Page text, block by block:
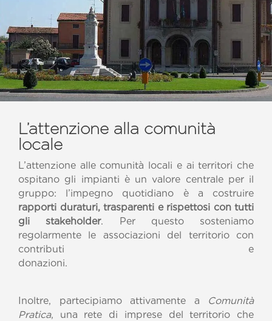
L’attenzione alla comunità
locale
L’attenzione alle comunità locali e ai territori che
ospitano gli impianti è un valore centrale per il
gruppo: l’impegno quotidiano è a costruire
rapporti duraturi, trasparenti e rispettosi con tutti
gli stakeholder. Per questo sosteniamo
regolarmente le associazioni del territorio con
contributi e
donazioni.
Inoltre, partecipiamo attivamente a
Comunità
Pratica, una rete di imprese del territorio che